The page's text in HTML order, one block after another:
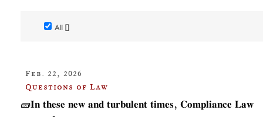
All []
Feb. 22, 2026
Questions of Law
🧱𝐈𝐧 𝐭𝐡𝐞𝐬𝐞 𝐧𝐞𝐰 𝐚𝐧𝐝 𝐭𝐮𝐫𝐛𝐮𝐥𝐞𝐧𝐭 𝐭𝐢𝐦𝐞𝐬, 𝐂𝐨𝐦𝐩𝐥𝐢𝐚𝐧𝐜𝐞 𝐋𝐚𝐰